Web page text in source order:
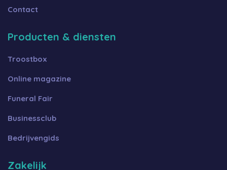
Contact
Producten & diensten
Troostbox
Online magazine
Funeral Fair
Businessclub
Bedrijvengids
Zakelijk